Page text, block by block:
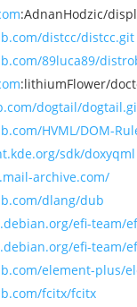
:AdnanHodzic/
distcc/distcc.git
89luca89/
:lithiumFlower/
dogtail/
HVML/DOM-
sdk/doxyqml
archive.com/
dlang/dub
efi-team/
efi-team/
element-plus/
fcitx/fcitx